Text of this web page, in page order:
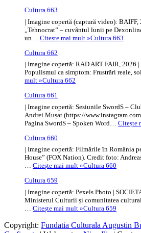
Cultura 663
| Imagine copertă (captură video):
„Tehnocrat” – cuvântul lunii pe
un… Citește mai mult »Cultura 663
Cultura 662
| Imagine copertă: RAD ART FAIR, 2026
Populismul ca simptom: Frustrări reale,
mult »Cultura 662
Cultura 661
| Imagine copertă: Sesiunile SwordS –
Andrei Mușat (https://
Pagina SwordS – Spoken Word… Citește
Cultura 660
| Imagine copertă: Filmările în România
House” (FOX Nation). Credit foto:
… Citește mai mult »Cultura 660
Cultura 659
| Imagine copertă: Pexels Photo |
Ministerul Culturii și comunitatea
Citește mai mult »Cultura 659
Copyright: Fundatia Culturala Augustin